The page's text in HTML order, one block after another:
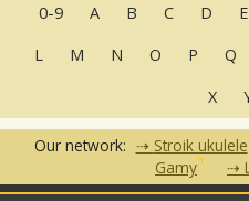
0-9 A B C D E
L
M N O P Q
X
Our network: Stroik ukulele
Gamy